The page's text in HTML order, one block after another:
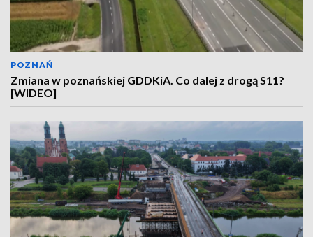
POZNAŃ
Zmiana w poznańskiej GDDKiA. Co dalej z drogą S11?
[WIDEO]